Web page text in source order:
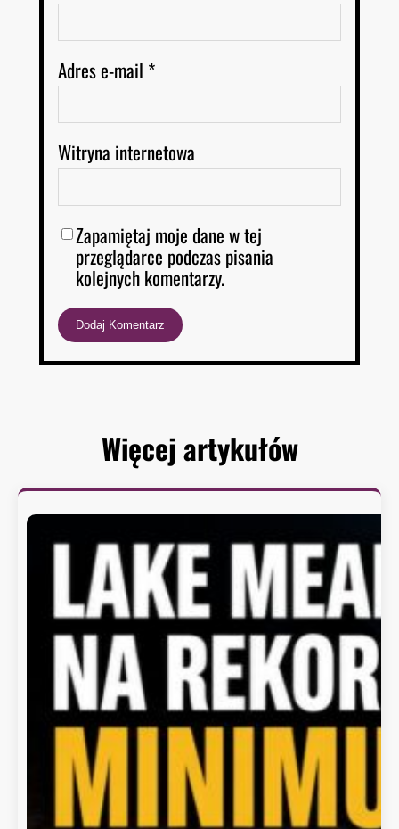
Adres e-mail *
Witryna internetowa
Zapamiętaj moje dane w tej
przeglądarce podczas pisania
kolejnych komentarzy.
Więcej artykułów